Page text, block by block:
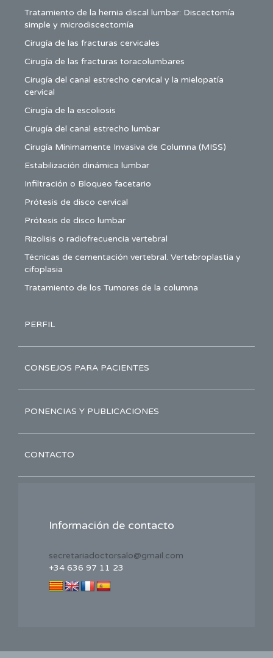
Tratamiento de la hernia discal lumbar: Discectomía
simple y microdiscectomía
Cirugía de las fracturas cervicales
Cirugía de las fracturas toracolumbares
Cirugía del canal estrecho cervical y la mielopatía
cervical
Cirugía de la escoliosis
Cirugía del canal estrecho lumbar
Cirugía Mínimamente Invasiva de Columna (MISS)
Estabilización dinámica lumbar
Infiltración o Bloqueo facetario
Prótesis de disco cervical
Prótesis de disco lumbar
Rizolisis o radiofrecuencia vertebral
Técnicas de cementación vertebral. Vertebroplastia y
cifoplasia
Tratamiento de los Tumores de la columna
PERFIL
CONSEJOS PARA PACIENTES
PONENCIAS Y PUBLICACIONES
CONTACTO
Información de contacto
secretariadoctorsalo@gmail.com
+34 636 97 11 23